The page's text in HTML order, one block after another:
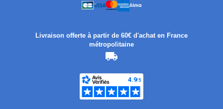
Livraison offerte à partir de 60€ d'achat en France
métropolitaine